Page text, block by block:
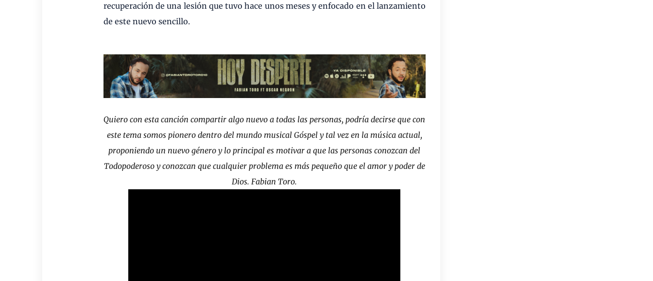
recuperación de una lesión que tuvo hace unos meses y enfocado en el lanzamiento
de este nuevo sencillo.
Quiero con esta canción compartir algo nuevo a todas las personas, podría decirse que con
este tema somos pionero dentro del mundo musical Góspel y tal vez en la música actual,
proponiendo un nuevo género y lo principal es motivar a que las personas conozcan del
Todopoderoso y conozcan que cualquier problema es más pequeño que el amor y poder de
Dios. Fabian Toro.